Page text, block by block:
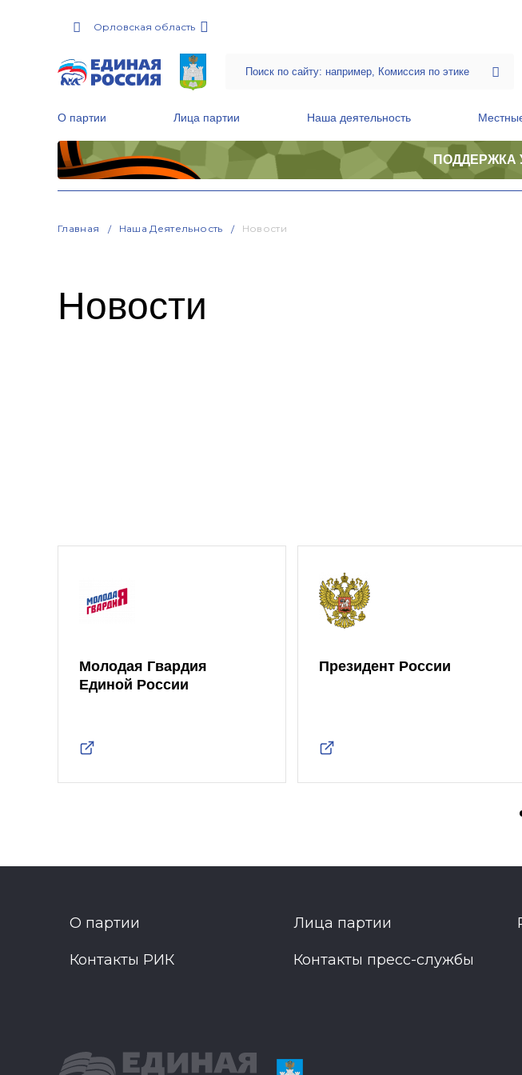
Орловская область
О партии Лица партии Наша деятельность
ПОДДЕРЖКА
Главная Наша Деятельность Новости
Новости
Молодая Гвардия
Единой России
Президент России
О партии Лица партии
Контакты РИК Контакты пресс-службы